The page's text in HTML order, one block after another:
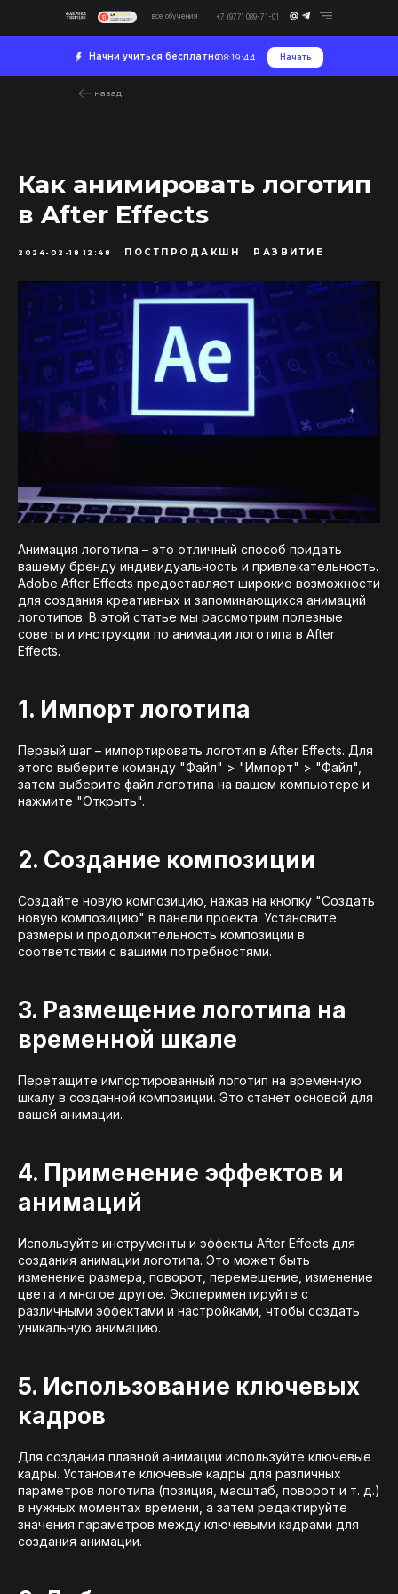
все обучения +7 (977) 089-71-01
08:19:44
Начни учиться бесплатно Начать
назад
Как анимировать логотип
в After Effects
2024-02-18 12:48 ПОСТПРОДАКШН РАЗВИТИЕ
Анимация логотипа – это отличный способ придать
вашему бренду индивидуальность и привлекательность.
Adobe After Effects предоставляет широкие возможности
для создания креативных и запоминающихся анимаций
логотипов. В этой статье мы рассмотрим полезные
советы и инструкции по анимации логотипа в After
Effects.
1. Импорт логотипа
Первый шаг – импортировать логотип в After Effects. Для
этого выберите команду "Файл" > "Импорт" > "Файл",
затем выберите файл логотипа на вашем компьютере и
нажмите "Открыть".
2. Создание композиции
Создайте новую композицию, нажав на кнопку "Создать
новую композицию" в панели проекта. Установите
размеры и продолжительность композиции в
соответствии с вашими потребностями.
3. Размещение логотипа на
временной шкале
Перетащите импортированный логотип на временную
шкалу в созданной композиции. Это станет основой для
вашей анимации.
4. Применение эффектов и
анимаций
Используйте инструменты и эффекты After Effects для
создания анимации логотипа. Это может быть
изменение размера, поворот, перемещение, изменение
цвета и многое другое. Экспериментируйте с
различными эффектами и настройками, чтобы создать
уникальную анимацию.
5. Использование ключевых
кадров
Для создания плавной анимации используйте ключевые
кадры. Установите ключевые кадры для различных
параметров логотипа (позиция, масштаб, поворот и т. д.)
в нужных моментах времени, а затем редактируйте
значения параметров между ключевыми кадрами для
создания анимации.